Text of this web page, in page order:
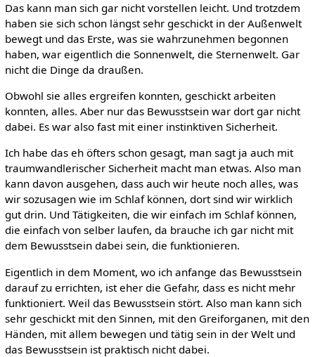
Das kann man sich gar nicht vorstellen leicht. Und trotzdem
haben sie sich schon längst sehr geschickt in der Außenwelt
bewegt und das Erste, was sie wahrzunehmen begonnen
haben, war eigentlich die Sonnenwelt, die Sternenwelt. Gar
nicht die Dinge da draußen.
Obwohl sie alles ergreifen konnten, geschickt arbeiten
konnten, alles. Aber nur das Bewusstsein war dort gar nicht
dabei. Es war also fast mit einer instinktiven Sicherheit.
Ich habe das eh öfters schon gesagt, man sagt ja auch mit
traumwandlerischer Sicherheit macht man etwas. Also man
kann davon ausgehen, dass auch wir heute noch alles, was
wir sozusagen wie im Schlaf können, dort sind wir wirklich
gut drin. Und Tätigkeiten, die wir einfach im Schlaf können,
die einfach von selber laufen, da brauche ich gar nicht mit
dem Bewusstsein dabei sein, die funktionieren.
Eigentlich in dem Moment, wo ich anfange das Bewusstsein
darauf zu errichten, ist eher die Gefahr, dass es nicht mehr
funktioniert. Weil das Bewusstsein stört. Also man kann sich
sehr geschickt mit den Sinnen, mit den Greiforganen, mit den
Händen, mit allem bewegen und tätig sein in der Welt und
das Bewusstsein ist praktisch nicht dabei.